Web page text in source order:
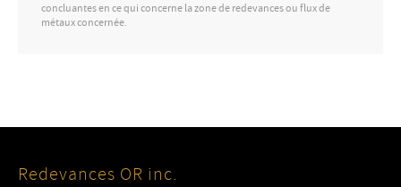
concluantes en ce qui concerne la zone de redevances ou flux de
métaux concernée.
Redevances OR inc.